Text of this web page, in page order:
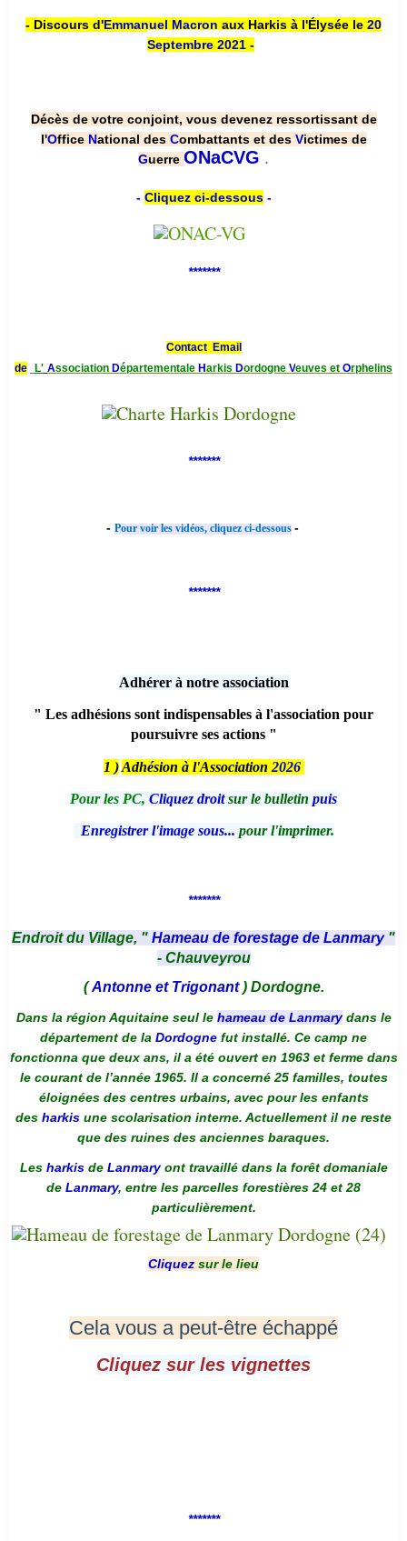
- Discours d'Emmanuel Macron aux Harkis à l'Élysée le 20
Septembre 2021 -
Décès de votre conjoint, vous devenez ressortissant de
l'Office National des Combattants et des Victimes de
Guerre ONaCVG .
- Cliquez ci-dessous-
*******
Contact Email
de
L' Association Départementale Harkis Dordogne Veuves et Orphelins
*******
- Pour voir les vidéos, cliquez ci-dessous -
*******
Adhérer à notre association
" Les adhésions sont indispensables à l'association pour
poursuivre ses actions "
1 ) Adhésion à l'Association 2026
Pour les PC, Cliquez droitsur le bulletin puis
Enregistrer l'image sous... pour l'imprimer.
*******
Endroit du Village, " Hameau de forestage de Lanmary "
- Chauveyrou
(Antonne et Trigonant) Dordogne.
Dans la région Aquitaine seul le hameau de Lanmarydans le
département de la Dordogne fut installé. Ce camp ne
fonctionna que deux ans, il a été ouvert en 1963 et ferme dans
le courant de l’année 1965. Il a concerné 25 familles, toutes
éloignées des centres urbains, avec pour les enfants
des harkis une scolarisation interne. Actuellement il ne reste
que des ruines des anciennes baraques.
Les harkis de Lanmaryont travaillé dans la forêt domaniale
de Lanmary, entre les parcelles forestières 24 et 28
particulièrement.
Cliquez sur le lieu
Cela vous a peut-être échappé
Cliquez sur les vignettes
*******